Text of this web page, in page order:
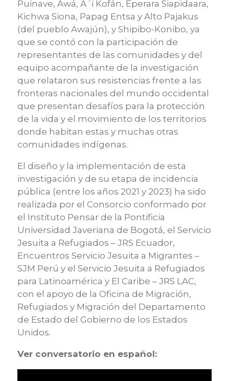
Puinave, Awá, A´i Kofán, Éperara Siapidaara,
Kichwa Siona, Papag Entsa y Alto Pajakus
(del pueblo Awajún), y Shipibo-Konibo, ya
que se contó con la participación de
representantes de las comunidades y del
equipo acompañante de la investigación
que relataron sus resistencias frente a las
fronteras nacionales del mundo occidental
que presentan desafíos para la protección
de la vida y el movimiento de los territorios
donde habitan estas y muchas otras
comunidades indígenas.
El diseño y la implementación de esta
investigación y de su etapa de incidencia
pública (entre los años 2021 y 2023) ha sido
realizada por el Consorcio conformado por
el Instituto Pensar de la Pontificia
Universidad Javeriana de Bogotá, el Servicio
Jesuita a Refugiados – JRS Ecuador,
Encuentros Servicio Jesuita a Migrantes –
SJM Perú y el Servicio Jesuita a Refugiados
para Latinoamérica y El Caribe – JRS LAC,
con el apoyo de la Oficina de Migración,
Refugiados y Migración del Departamento
de Estado del Gobierno de los Estados
Unidos.
Ver conversatorio en español: